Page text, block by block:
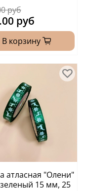
руб
руб
В корзину
атласная "Олени"
15 мм, 25